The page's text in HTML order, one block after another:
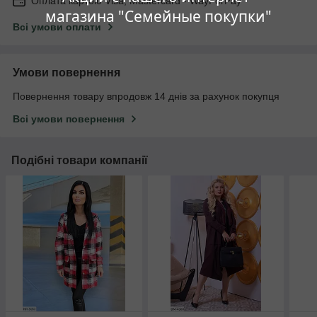
магазина "Семейные покупки"
Всі умови оплати
Умови повернення
Повернення товару впродовж 14 днів за рахунок покупця
Всі умови повернення
Подібні товари компанії